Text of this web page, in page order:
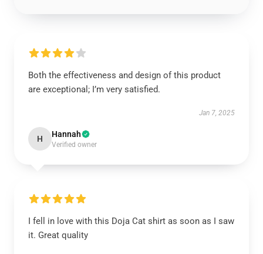
Both the effectiveness and design of this product
are exceptional; I’m very satisfied.
Jan 7, 2025
H Hannah
Verified owner
I fell in love with this Doja Cat shirt as soon as I saw
it. Great quality